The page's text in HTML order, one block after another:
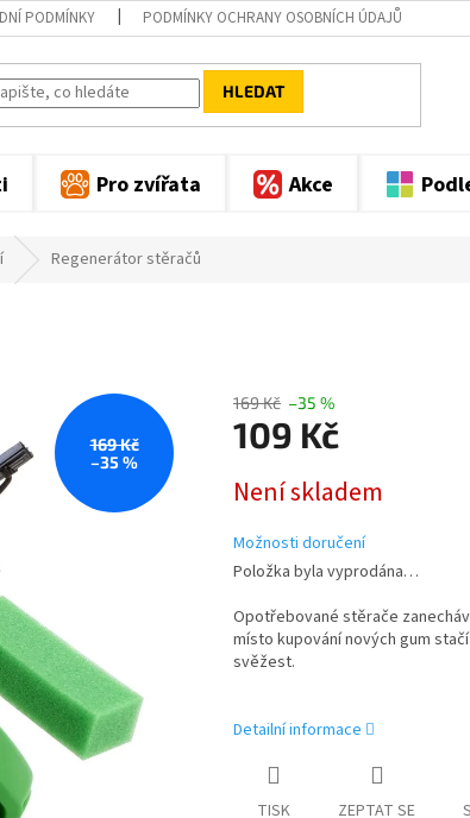
PODMÍNKY PODMÍNKY OCHRANY OSOBNÍCH ÚDAJŮ
HLEDAT
Pro zvířata Akce
Regenerátor stěračů
169 Kč
–35 %
169 Kč –35 %
109 Kč
cena:
Není skladem
Možnosti doručení
Položka byla vyprodána…
Opotřebované stěrače
místo kupování nových gum
svěžest.
Detailní informace
TISK ZEPTAT SE